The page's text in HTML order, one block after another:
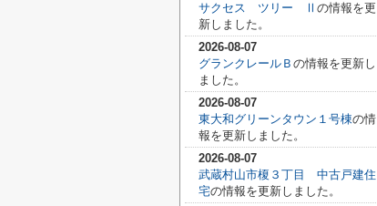
サクセス ツリー Ⅱ の情報を更
新しました。
2026-08-07
グランクレールＢ の情報を更新し
ました。
2026-08-07
東大和グリーンタウン１号棟の情
報を更新しました。
2026-08-07
武蔵村山市榎３丁目 中古戸建住
宅の情報を更新しました。